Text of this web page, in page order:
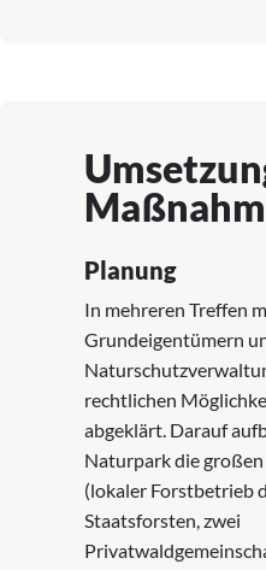
Planung
In mehreren Treffen
Grundeigentümern
rechtlichen
abgeklärt. Darauf
Naturpark die
(lokaler Forstbetrieb
Staatsforsten, zwei